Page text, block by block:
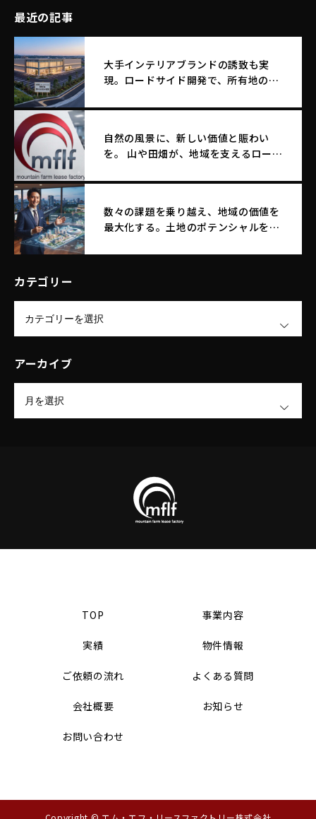
最近の記事
大手インテリアブランドの誘致も実
現。ロードサイド開発で、所有地のポ
自然の風景に、新しい価値と賑わい
を。 山や田畑が、地域を支えるロード
数々の課題を乗り越え、地域の価値を
最大化する。土地のポテンシャルを引
リー株式会社
カテゴリー
アーカイブ
TOP 事業内容
実績 物件情報
ご依頼の流れ よくある質問
会社概要 お知らせ
お問い合わせ